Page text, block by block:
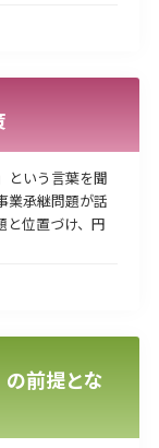
という言葉を聞
業承継問題が話
と位置づけ、円
前提とな